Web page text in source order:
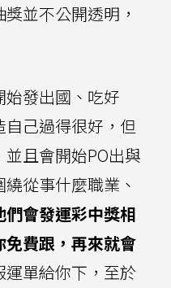
並不公開透明，
發出國、吃好
己過得很好，但
且會開始PO出與
從事什麼職業、
們會發運彩中獎相
費跟，再來就會
運單給你下，至於